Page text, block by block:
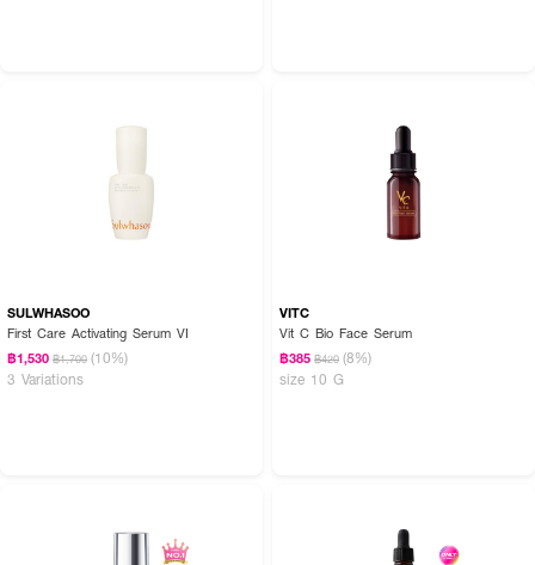
SULWHASOO
First Care Activating Serum VI
฿1,530 ฿1,700 (10%)
3 Variations
VITC
Vit C Bio Face Serum
฿385 ฿420 (8%)
size 10 G